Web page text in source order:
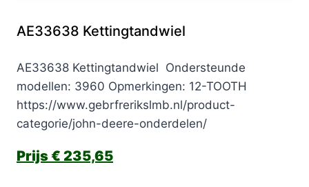
AE33638 Kettingtandwiel
AE33638 Kettingtandwiel Ondersteunde
modellen: 3960 Opmerkingen: 12-TOOTH
https://www.gebrfrerikslmb.nl/product-
categorie/john-deere-onderdelen/
€ 235,65